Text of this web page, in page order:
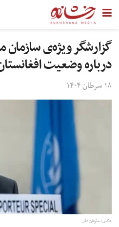
گزارشگر ویژه‌ی سازمان
درباره وضعیت
۱۸ سرطان ۱۴۰۴
عکس: سازمان ملل